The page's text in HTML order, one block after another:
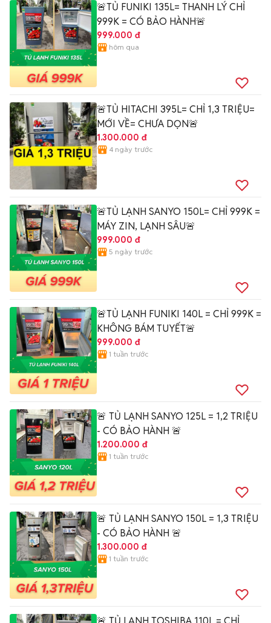
🚨TỦ FUNIKI 135L= THANH LÝ CHỈ
999K = CÓ BẢO HÀNH🚨
999.000 đ
hôm qua
🚨TỦ HITACHI 395L= CHỈ 1,3 TRIỆU=
MỚI VỀ= CHƯA DỌN🚨
1.300.000 đ
4 ngày trước
🚨TỦ LẠNH SANYO 150L= CHỈ 999K =
MÁY ZIN, LẠNH SÂU🚨
999.000 đ
5 ngày trước
🚨TỦ LẠNH FUNIKI 140L = CHỈ 999K =
KHÔNG BÁM TUYẾT🚨
999.000 đ
1 tuần trước
🚨 TỦ LẠNH SANYO 125L = 1,2 TRIỆU
- CÓ BẢO HÀNH 🚨
1.200.000 đ
1 tuần trước
🚨 TỦ LẠNH SANYO 150L = 1,3 TRIỆU
- CÓ BẢO HÀNH 🚨
1.300.000 đ
1 tuần trước